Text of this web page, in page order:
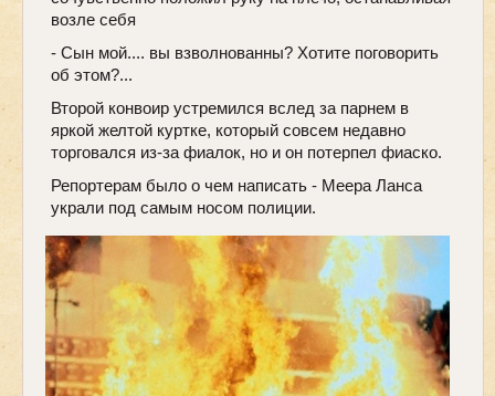
возле себя
- Сын мой.... вы взволнованны? Хотите поговорить
об этом?...
Второй конвоир устремился вслед за парнем в
яркой желтой куртке, который совсем недавно
торговался из-за фиалок, но и он потерпел фиаско.
Репортерам было о чем написать - Меера Ланса
украли под самым носом полиции.